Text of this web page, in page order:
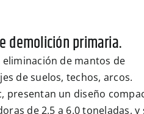
demolición primaria.
de mantos de
de suelos, techos, arcos.
presentan un diseño
de 2.5 a 6.0 toneladas, y